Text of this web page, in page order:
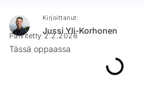
Kirjoittanut:
Jussi Yli-Korhonen
Päivitetty 2.2.2026
Tässä oppaassa